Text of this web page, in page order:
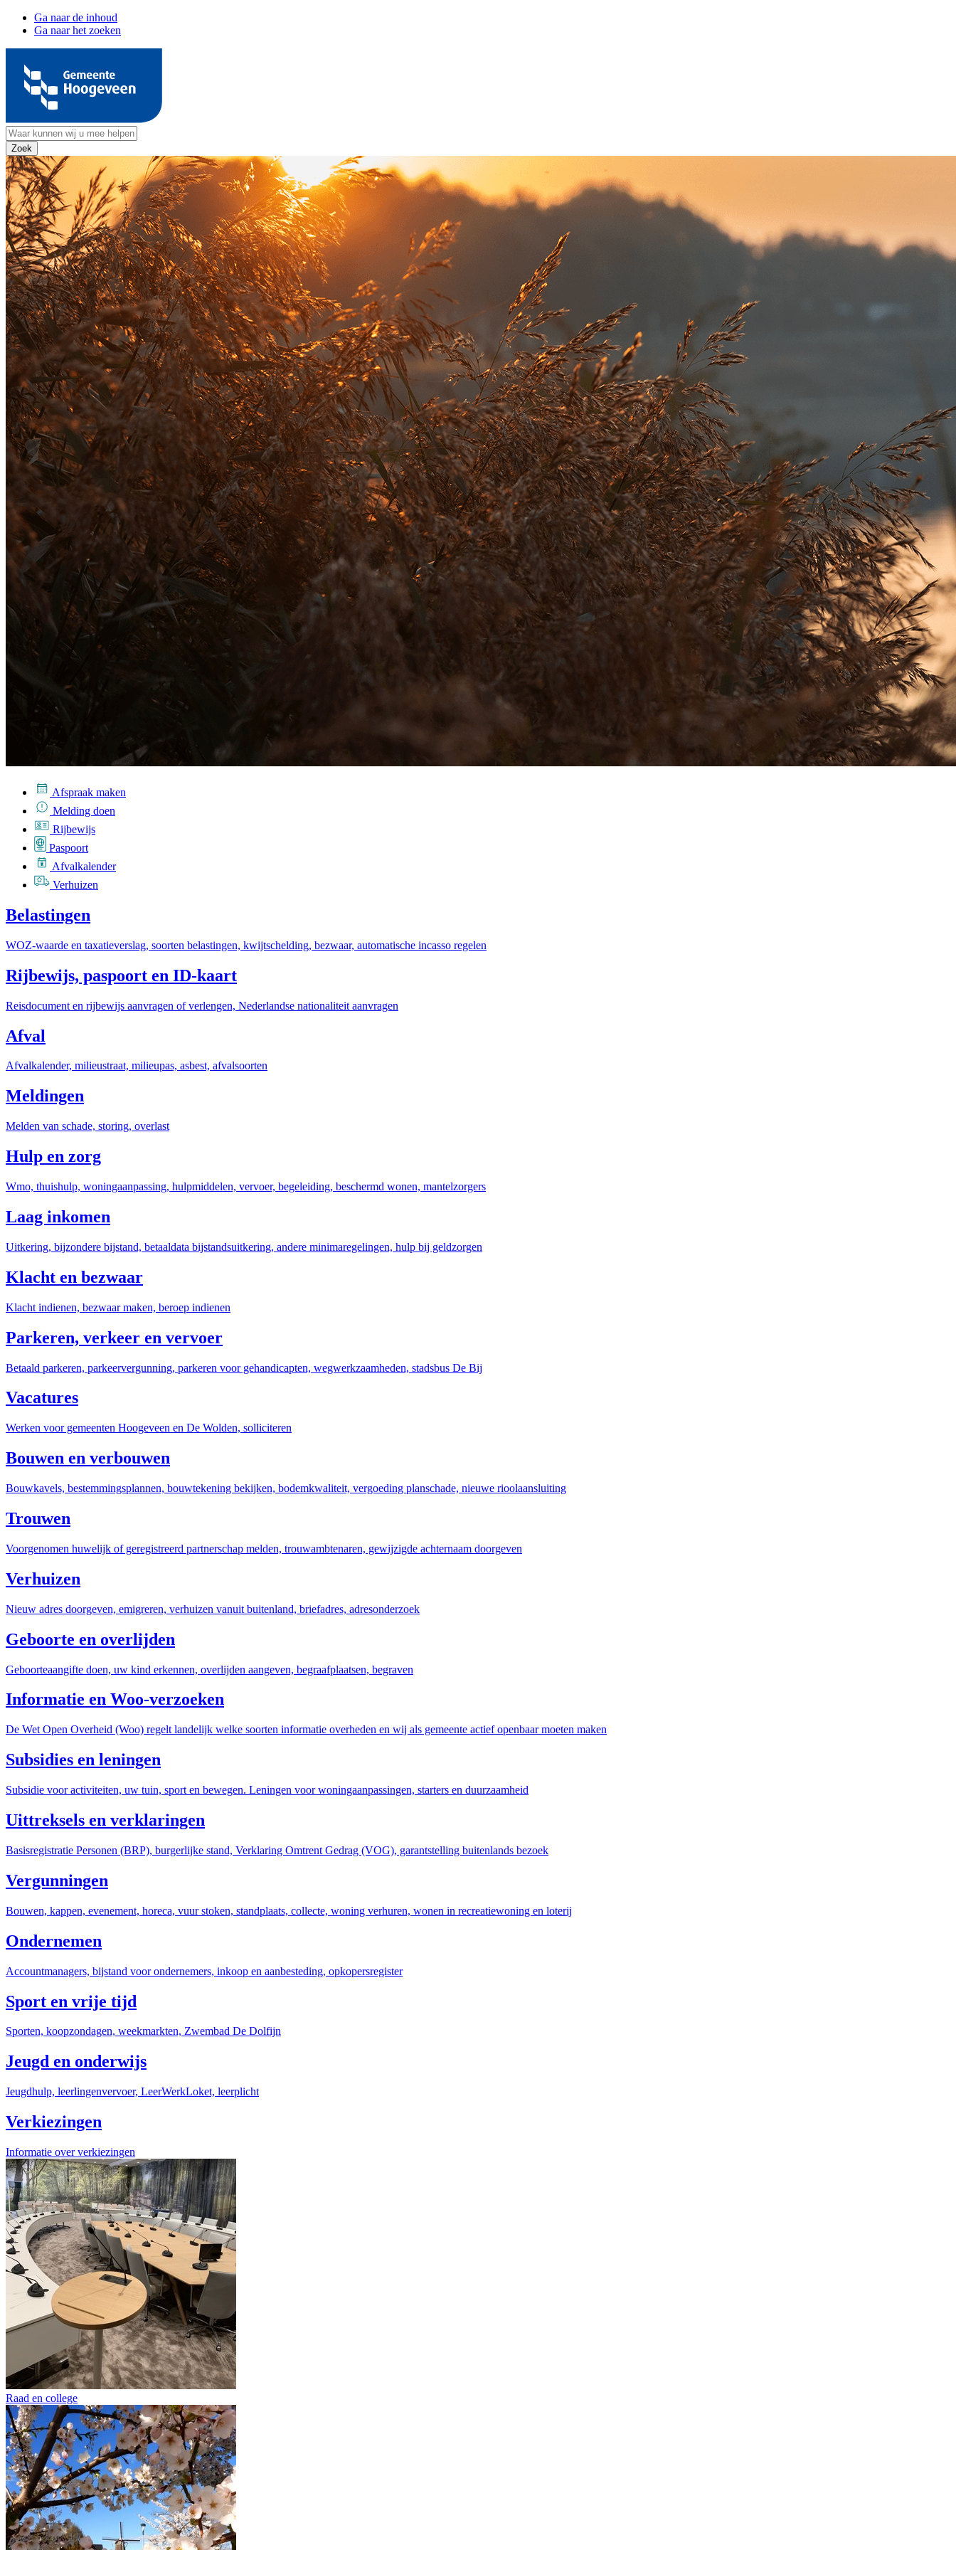
Ga naar de inhoud
Ga naar het zoeken
Afspraak maken
Melding doen
Rijbewijs
Paspoort
Afvalkalender
Verhuizen
Belastingen
WOZ-waarde en taxatieverslag, soorten belastingen, kwijtschelding, bezwaar, automatische incasso regelen
Rijbewijs, paspoort en ID-kaart
Reisdocument en rijbewijs aanvragen of verlengen, Nederlandse nationaliteit aanvragen
Afval
Afvalkalender, milieustraat, milieupas, asbest, afvalsoorten
Meldingen
Melden van schade, storing, overlast
Hulp en zorg
Wmo, thuishulp, woningaanpassing, hulpmiddelen, vervoer, begeleiding, beschermd wonen, mantelzorgers
Laag inkomen
Uitkering, bijzondere bijstand, betaaldata bijstandsuitkering, andere minimaregelingen, hulp bij geldzorgen
Klacht en bezwaar
Klacht indienen, bezwaar maken, beroep indienen
Parkeren, verkeer en vervoer
Betaald parkeren, parkeervergunning, parkeren voor gehandicapten, wegwerkzaamheden, stadsbus De Bij
Vacatures
Werken voor gemeenten Hoogeveen en De Wolden, solliciteren
Bouwen en verbouwen
Bouwkavels, bestemmingsplannen, bouwtekening bekijken, bodemkwaliteit, vergoeding planschade, nieuwe rioolaansluiting
Trouwen
Voorgenomen huwelijk of geregistreerd partnerschap melden, trouwambtenaren, gewijzigde achternaam doorgeven
Verhuizen
Nieuw adres doorgeven, emigreren, verhuizen vanuit buitenland, briefadres, adresonderzoek
Geboorte en overlijden
Geboorteaangifte doen, uw kind erkennen, overlijden aangeven, begraafplaatsen, begraven
Informatie en Woo-verzoeken
De Wet Open Overheid (Woo) regelt landelijk welke soorten informatie overheden en wij als gemeente actief openbaar moeten maken
Subsidies en leningen
Subsidie voor activiteiten, uw tuin, sport en bewegen. Leningen voor woningaanpassingen, starters en duurzaamheid
Uittreksels en verklaringen
Basisregistratie Personen (BRP), burgerlijke stand, Verklaring Omtrent Gedrag (VOG), garantstelling buitenlands bezoek
Vergunningen
Bouwen, kappen, evenement, horeca, vuur stoken, standplaats, collecte, woning verhuren, wonen in recreatiewoning en loterij
Ondernemen
Accountmanagers, bijstand voor ondernemers, inkoop en aanbesteding, opkopersregister
Sport en vrije tijd
Sporten, koopzondagen, weekmarkten, Zwembad De Dolfijn
Jeugd en onderwijs
Jeugdhulp, leerlingenvervoer, LeerWerkLoket, leerplicht
Verkiezingen
Informatie over verkiezingen
Raad en college